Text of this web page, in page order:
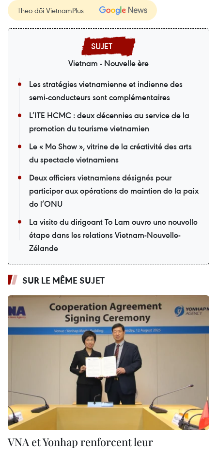
Theo dõi VietnamPlus
Vietnam - Nouvelle ère
Les stratégies vietnamienne et indienne des
semi-conducteurs sont complémentaires
L’ITE HCMC : deux décennies au service de la
promotion du tourisme vietnamien
Le « Mo Show », vitrine de la créativité des arts
du spectacle vietnamiens
Deux officiers vietnamiens désignés pour
participer aux opérations de maintien de la paix
de l’ONU
La visite du dirigeant To Lam ouvre une nouvelle
étape dans les relations Vietnam-Nouvelle-
Zélande
SUR LE MÊME SUJET
VNA et Yonhap renforcent leur